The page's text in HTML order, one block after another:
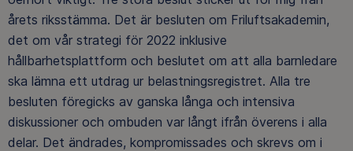
årets riksstämma. Det är besluten om Friluftsakademin,
det om vår strategi för 2022 inklusive
hållbarhetsplattform och beslutet om att alla barnledare
ska lämna ett utdrag ur belastningsregistret. Alla tre
besluten föregicks av ganska långa och intensiva
diskussioner och ombuden var långt ifrån överens i alla
delar. Det ändrades, kompromissades och skrevs om i